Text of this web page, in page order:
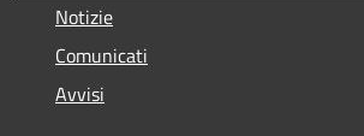
Notizie
Comunicati
Avvisi